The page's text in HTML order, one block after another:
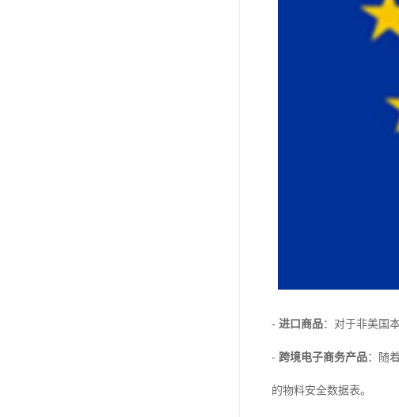
- 进口商品：对于非美国
- 跨境电子商务产品：随
的物料安全数据表。